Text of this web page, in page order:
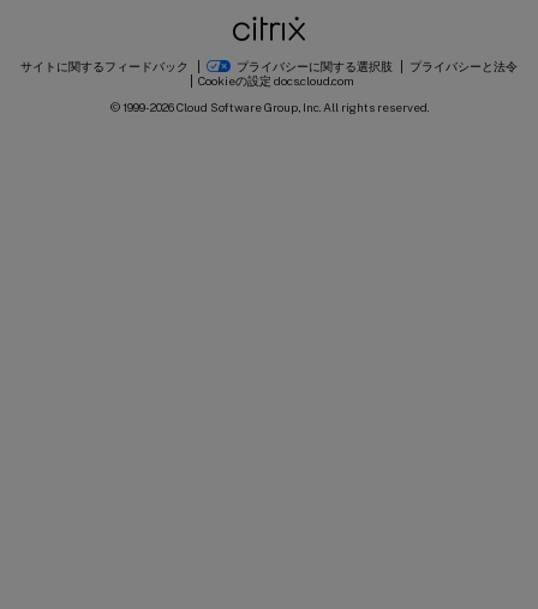
サイトに関するフィードバック プライバシーに関する選択肢
プライバシーと法令
Cookieの設定 docs.cloud.com
© 1999-2026Cloud Software Group, Inc. All rights reserved.